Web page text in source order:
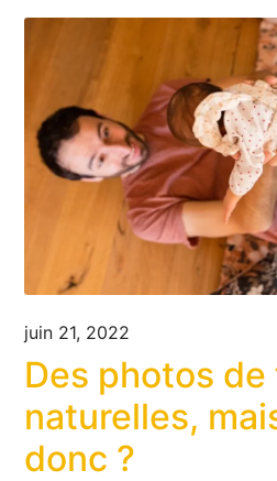
juin 21, 2022
Des photos de
naturelles,
donc ?